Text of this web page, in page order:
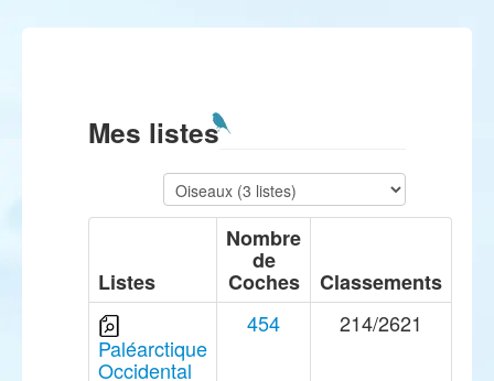
Mes listes
Listes
Nombre
de
Coches Classements
Paléarctique
Occidental
454 214/2621